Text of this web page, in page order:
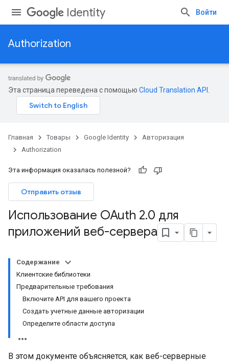
Identity Войти
Authorization
Эта страница переведена с помощью Cloud Translation API
Главная Товары Google Identity
Авторизация
Authorization
Эта информация оказалась полезной?
Отправить отзыв
Использование OAuth 2.0 для
приложений веб-сервера
Содержание
Клиентские библиотеки
Предварительные требования
Включите API для вашего проекта
Создать учетные данные авторизации
Определите области доступа
В этом документе объясняется, как веб-серверные